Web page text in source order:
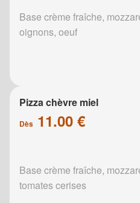
Base crème fraîche,
oignons, oeuf
Pizza chèvre miel
Dès 11.00 €
Base crème fraîche,
tomates cerises